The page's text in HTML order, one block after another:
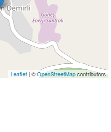
Leaflet | ©OpenStreetMapcontributors